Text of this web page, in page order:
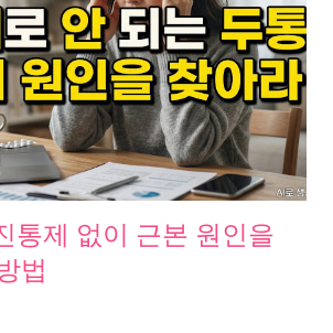
거의 아무 신호를 보내지 않는다. 하이닥 의
은 체내 노폐물을 걸러내고 수분과 전해질
장기인데, 대부분의 신장 질환은 초기 증상
어지는 경우가 많다고 한다. 그래서 지금 이
게 묻고 싶다. 오늘 뭐 먹었어? 그 한 끼가 당
, 망가뜨릴 수도 있다. 콩팥이 망가지는 진짜
먹는 밥상이었다 신장이 나빠지는 원인은 다
유전적 요인, 약물 남용. 하지만 우리가 매일
장 큰 적이라는 사실, 알고 있었나? 삼성서울
라인에 따르면 만성신부전 환자에게 가장 중
(나트륨) 섭취를 줄이고, 단백질 섭취를 적절
통제 없이 근본 원인을
법